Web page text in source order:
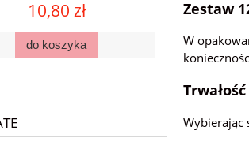
10,80 zł
do koszyka
Zestaw
W
Wybierając